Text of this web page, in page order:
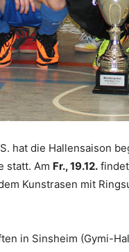
hat die Hallensaison
statt. Am Fr., 19.12.
Kunstrasen mit
in Sinsheim (Gymi-